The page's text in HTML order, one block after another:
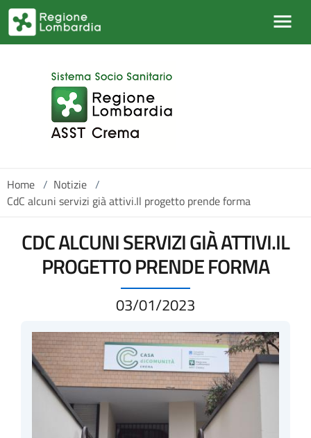
Salta al contenuto principale
Home / Notizie /
CdC alcuni servizi già attivi.Il progetto prende forma
CDC ALCUNI SERVIZI GIÀ ATTIVI.IL
PROGETTO PRENDE FORMA
03/01/2023